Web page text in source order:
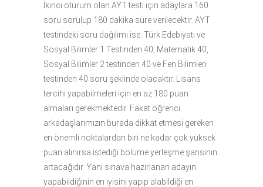
İkinci oturum olan AYT testi için adaylara 160
soru sorulup 180 dakika süre verilecektir. AYT
testindeki soru dağılımı ise: Türk Edebiyatı ve
Sosyal Bilimler 1 Testinden 40, Matematik 40,
Sosyal Bilimler 2 testinden 40 ve Fen Bilimleri
testinden 40 soru şeklinde olacaktır. Lisans
tercihi yapabilmeleri için en az 180 puan
almaları gerekmektedir. Fakat öğrenci
arkadaşlarımızın burada dikkat etmesi gereken
en önemli noktalardan biri ne kadar çok yüksek
puan alınırsa istediği bölüme yerleşme şansının
artacağıdır. Yani sınava hazırlanan adayın
yapabildiğinin en iyisini yapıp alabildiği en